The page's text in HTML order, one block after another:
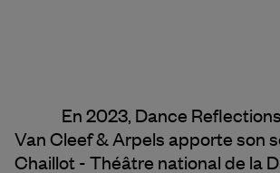
En 2023, Dance
Van Cleef & Arpels apporte son
Chaillot - Théâtre national de la